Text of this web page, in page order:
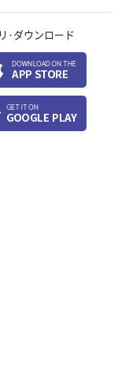
·ダウンロード